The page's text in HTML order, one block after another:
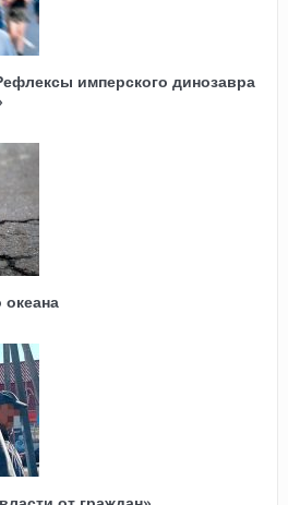
имперского динозавра